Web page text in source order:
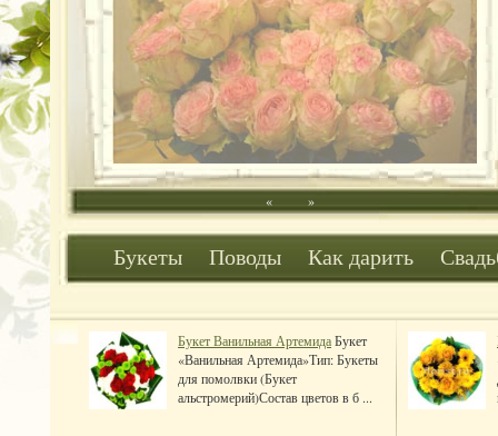
« »
Букеты Поводы Как дарить
Букет Ванильная АртемидаБукет
«Ванильная Артемида»Тип: Букеты
для помолвки (Букет
альстромерий)Состав цветов в б ...